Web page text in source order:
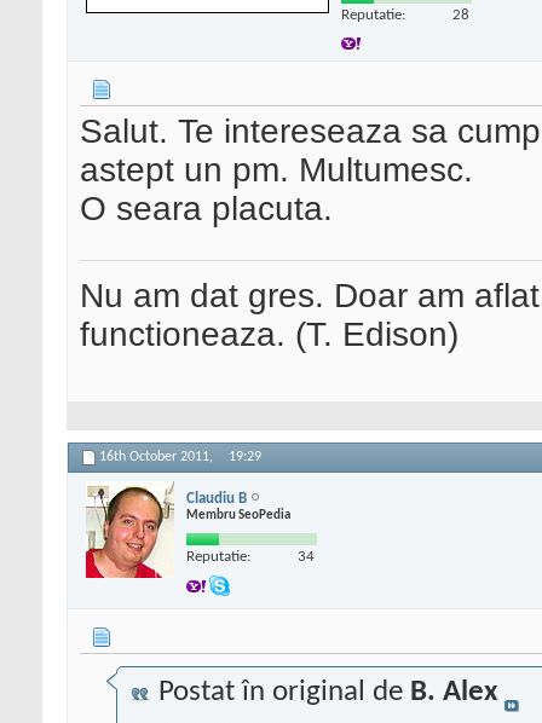
Reputatie: 28
Salut. Te intereseaza sa
astept un pm. Multumesc.
O seara placuta.
Nu am dat gres. Doar am
functioneaza. (T. Edison)
16th October 2011, 19:29
Claudiu B
Membru SeoPedia
Reputatie: 34
Postat în original de B. Alex